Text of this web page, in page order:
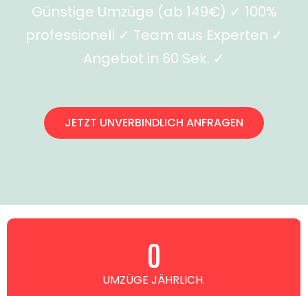
Günstige Umzüge (ab 149€) ✓ 100%
professionell ✓ Team aus Experten ✓
Angebot in 60 Sek. ✓
JETZT UNVERBINDLICH ANFRAGEN
UMZÜGE JÄHRLICH.
0